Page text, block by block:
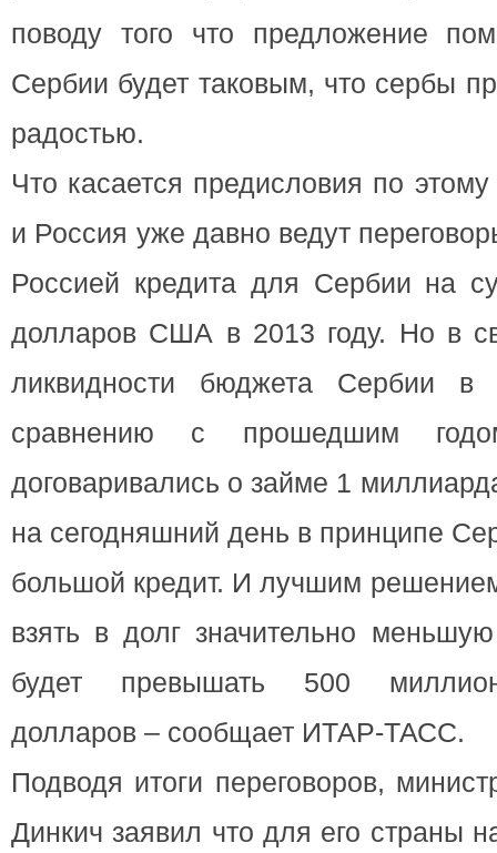
поводу того что предложение
Сербии будет таковым, что сербы
радостью.
Что касается предисловия по
и Россия уже давно ведут
Россией кредита для Сербии на
долларов США в 2013 году. Но в
ликвидности бюджета Сербии в
сравнению с прошедшим
договаривались о займе 1
на сегодняшний день в принципе
большой кредит. И лучшим
взять в долг значительно
будет превышать 500
долларов – сообщает ИТАР-ТАСС.
Подводя итоги переговоров,
Динкич заявил что для его страны